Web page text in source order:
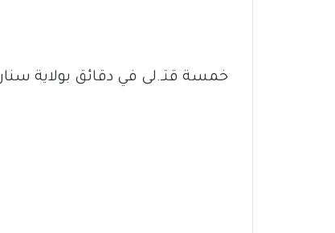
خمسة قتـ.لى في دقائق بولاية سنار